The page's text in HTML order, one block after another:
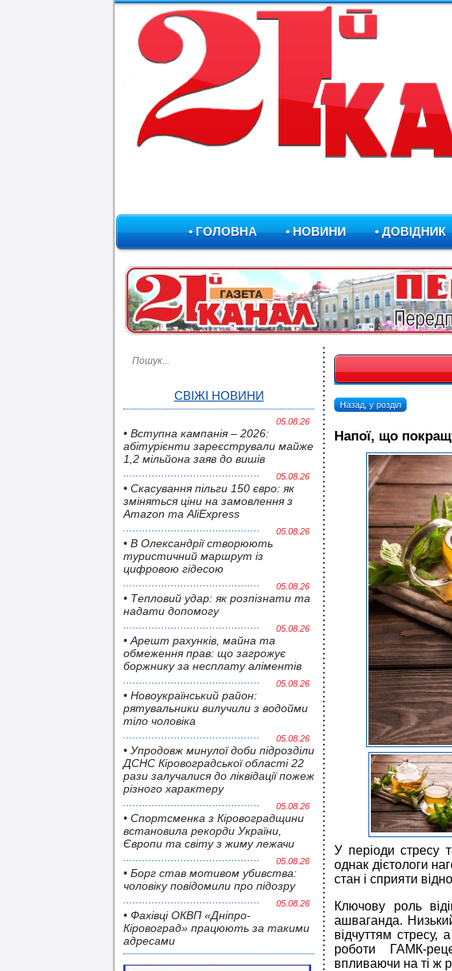
• ГОЛОВНА • НОВИНИ • ДОВІДНИК
СВІЖІ НОВИНИ
05.08.26
• Вступна кампанія – 2026:
абітурієнти зареєстрували майже
1,2 мільйона заяв до вишів
05.08.26
• Скасування пільги 150 євро: як
зміняться ціни на замовлення з
Amazon та AliExpress
05.08.26
• В Олександрії створюють
туристичний маршрут із
цифровою гідесою
05.08.26
• Тепловий удар: як розпізнати та
надати допомогу
05.08.26
• Арешт рахунків, майна та
обмеження прав: що загрожує
боржнику за несплату аліментів
05.08.26
• Новоукраїнський район:
рятувальники вилучили з водойми
тіло чоловіка
05.08.26
• Упродовж минулої доби підрозділи
ДСНС Кіровоградської області 22
рази залучалися до ліквідації пожеж
різного характеру
05.08.26
• Спортсменка з Кіровоградщини
встановила рекорди України,
Європи та світу з жиму лежачи
05.08.26
• Борг став мотивом убивства:
чоловіку повідомили про підозру
05.08.26
• Фахівці ОКВП «Дніпро-
Кіровоград» працюють за такими
адресами
Назад, у розділ
Напої, що
У періоди стресу
однак дієтологи
стан і сприяти
Ключову роль
ашваганда.
відчуттям
роботи ГАМК-
впливаючи на ті ж